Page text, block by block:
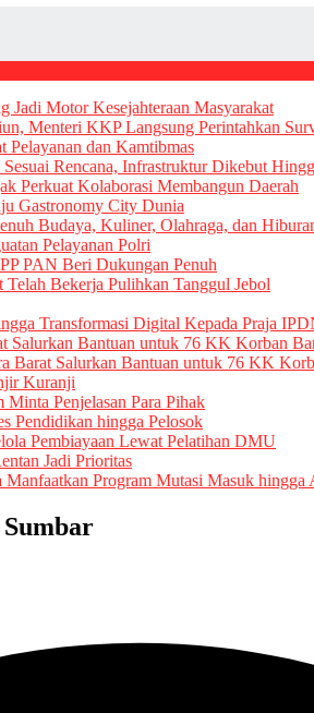
Jadi Motor Kesejahteraan Masyarakat
Menteri KKP Langsung Perintahkan
Pelayanan dan Kamtibmas
Rencana, Infrastruktur Dikebut
Perkuat Kolaborasi Membangun Daerah
Gastronomy City Dunia
Budaya, Kuliner, Olahraga, dan
Pelayanan Polri
PAN Beri Dukungan Penuh
Bekerja Pulihkan Tanggul Jebol
Transformasi Digital Kepada Praja
Salurkan Bantuan untuk 76 KK Korban
Barat Salurkan Bantuan untuk 76 KK
Kuranji
Penjelasan Para Pihak
Pendidikan hingga Pelosok
Pembiayaan Lewat Pelatihan DMU
Jadi Prioritas
Program Mutasi Masuk hingga